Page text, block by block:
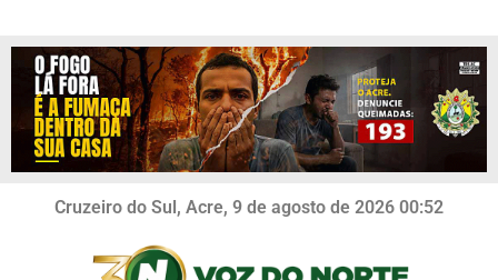
Cruzeiro do Sul, Acre, 9 de agosto de 2026 00:52